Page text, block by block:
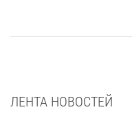
ЛЕНТА НОВОСТЕЙ